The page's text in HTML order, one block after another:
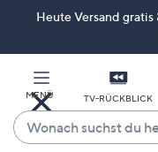
ZumHeute Versand
MENÜ TV-RÜCKBLICK
Wonach
suchst